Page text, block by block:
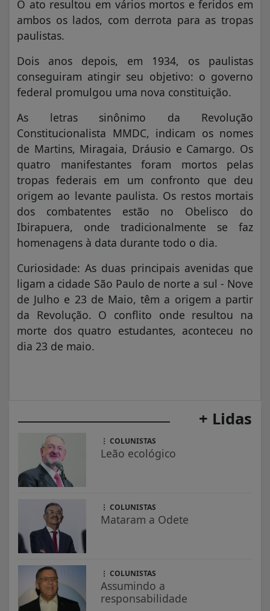
O ato resultou em vários mortos e feridos em
ambos os lados, com derrota para as tropas
paulistas.
Dois anos depois, em 1934, os paulistas
conseguiram atingir seu objetivo: o governo
federal promulgou uma nova constituição.
As letras sinônimo da Revolução
Constitucionalista MMDC, indicam os nomes
de Martins, Miragaia, Dráusio e Camargo. Os
quatro manifestantes foram mortos pelas
tropas federais em um confronto que deu
origem ao levante paulista. Os restos mortais
dos combatentes estão no Obelisco do
Ibirapuera, onde tradicionalmente se faz
homenagens à data durante todo o dia.
Curiosidade: As duas principais avenidas que
ligam a cidade São Paulo de norte a sul - Nove
de Julho e 23 de Maio, têm a origem a partir
da Revolução. O conflito onde resultou na
morte dos quatro estudantes, aconteceu no
dia 23 de maio.
+ Lidas
COLUNISTAS
Leão ecológico
COLUNISTAS
Mataram a Odete
COLUNISTAS
Assumindo a
responsabilidade